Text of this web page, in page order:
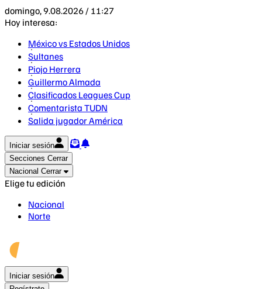
domingo, 9.08.2026 / 11:27
Hoy interesa:
México vs Estados Unidos
Sultanes
Piojo Herrera
Guillermo Almada
Clasificados Leagues Cup
Comentarista TUDN
Salida jugador América
Iniciar sesión
Secciones Cerrar
Nacional Cerrar
Elige tu edición
Nacional
Norte
Iniciar sesión